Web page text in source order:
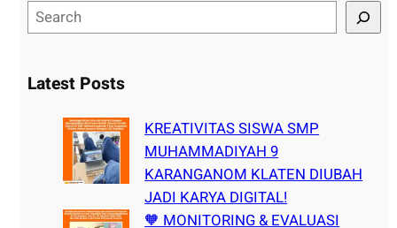
e
rLatest Posts
KREATIVITAS SISWA SMP
MUHAMMADIYAH 9
KARANGANOM KLATEN DIUBAH
JADI KARYA DIGITAL!
🧡 MONITORING & EVALUASI